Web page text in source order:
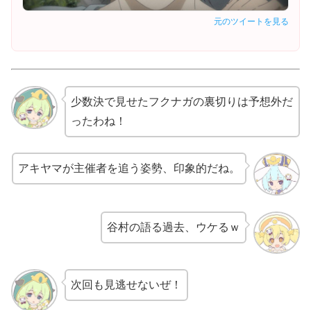
元のツイートを見る
少数決で見せたフクナガの裏切りは予想外だ
ったわね！
アキヤマが主催者を追う姿勢、印象的だね。
谷村の語る過去、ウケるｗ
次回も見逃せないぜ！